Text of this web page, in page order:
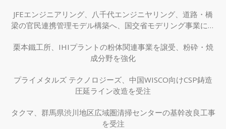
JFEエンジニアリング、八千代エンジニヤリング、道路・橋
梁の官民連携管理モデル構築へ、国交省モデリング事業に採
栗本鐵工所、IHIプラントの粉体関連事業を譲受、粉砕・焼
成分野を強化
プライメタルズ テクノロジーズ、中国WISCO向けCSP鋳造
圧延ライン改造を受注
タクマ、群馬県渋川地区広域圏清掃センターの基幹改良工事
を受注